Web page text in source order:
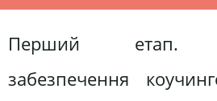
Перший етап.
забезпечення